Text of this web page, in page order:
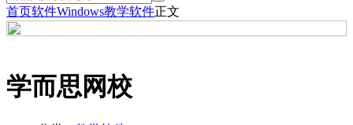
首页软件Windows教学软件正文
学而思网校